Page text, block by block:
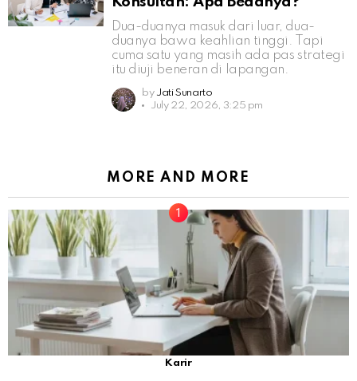
Dua-duanya masuk dari luar, dua-
duanya bawa keahlian tinggi. Tapi
cuma satu yang masih ada pas strategi
itu diuji beneran di lapangan.
by Jati Sunarto
July 22, 2026, 3:25 pm
MORE AND MORE
Karir